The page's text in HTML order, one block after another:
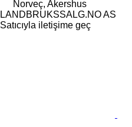
Norveç, Akershus
LANDBRUKSSALG.NO AS
Satıcıyla iletişime geç